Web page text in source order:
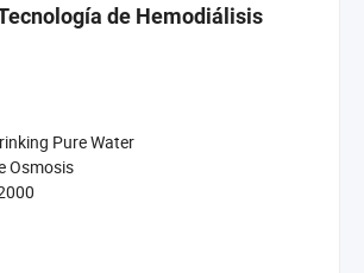
de Hemodiálisis
Pure Water
Osmosis